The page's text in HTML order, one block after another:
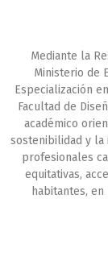
Mediante la
Ministerio de
Especialización
Facultad de
académico
sostenibilidad y la
profesionales
equitativas,
habitantes,